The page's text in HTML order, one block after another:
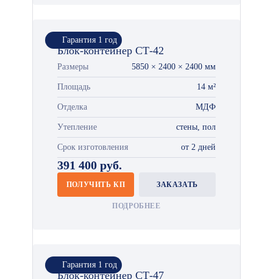
Гарантия 1 год
Блок-контейнер СТ-42
Размеры 5850 × 2400 × 2400 мм
Площадь 14 м²
Отделка МДФ
Утепление стены, пол
Срок изготовления от 2 дней
391 400 руб.
ПОЛУЧИТЬ КП ЗАКАЗАТЬ
ПОДРОБНЕЕ
Гарантия 1 год
Блок-контейнер СТ-47